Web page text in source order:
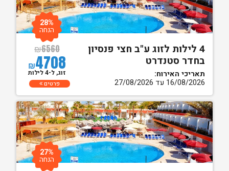
4 לילות לזוג ע"ב חצי פנסיון
בחדר סטנדרט
תאריכי האירוח:
16/08/2026 עד 27/08/2026
₪6560
₪4708
28%
הנחה
זוג, ל-4 לילות
פרטים
27%
הנחה